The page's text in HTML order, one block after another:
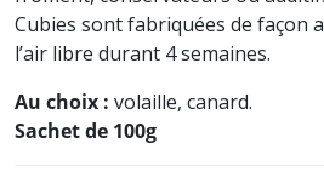
(8 avis)
Cubies sont fabriquées de façon
l’air libre durant 4 semaines.
Au choix : volaille, canard.
Sachet de 100g